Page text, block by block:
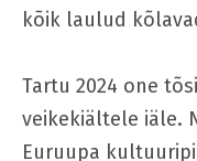
kõik laulud
Tartu 2024 one
veikekiältele iäle.
Euruupa